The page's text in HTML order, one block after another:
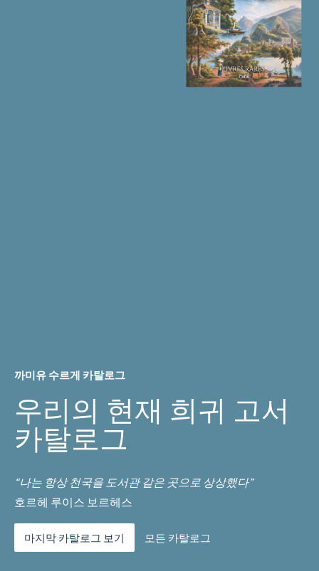
까미유 수르게 카탈로그
우리의 현재 희귀 고서
카탈로그
“나는 항상 천국을 도서관 같은 곳으로 상상했다”
호르헤 루이스 보르헤스
마지막 카탈로그 보기 모든 카탈로그